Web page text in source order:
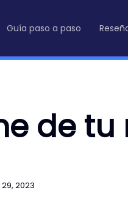
Guía paso a paso
de tu
2023